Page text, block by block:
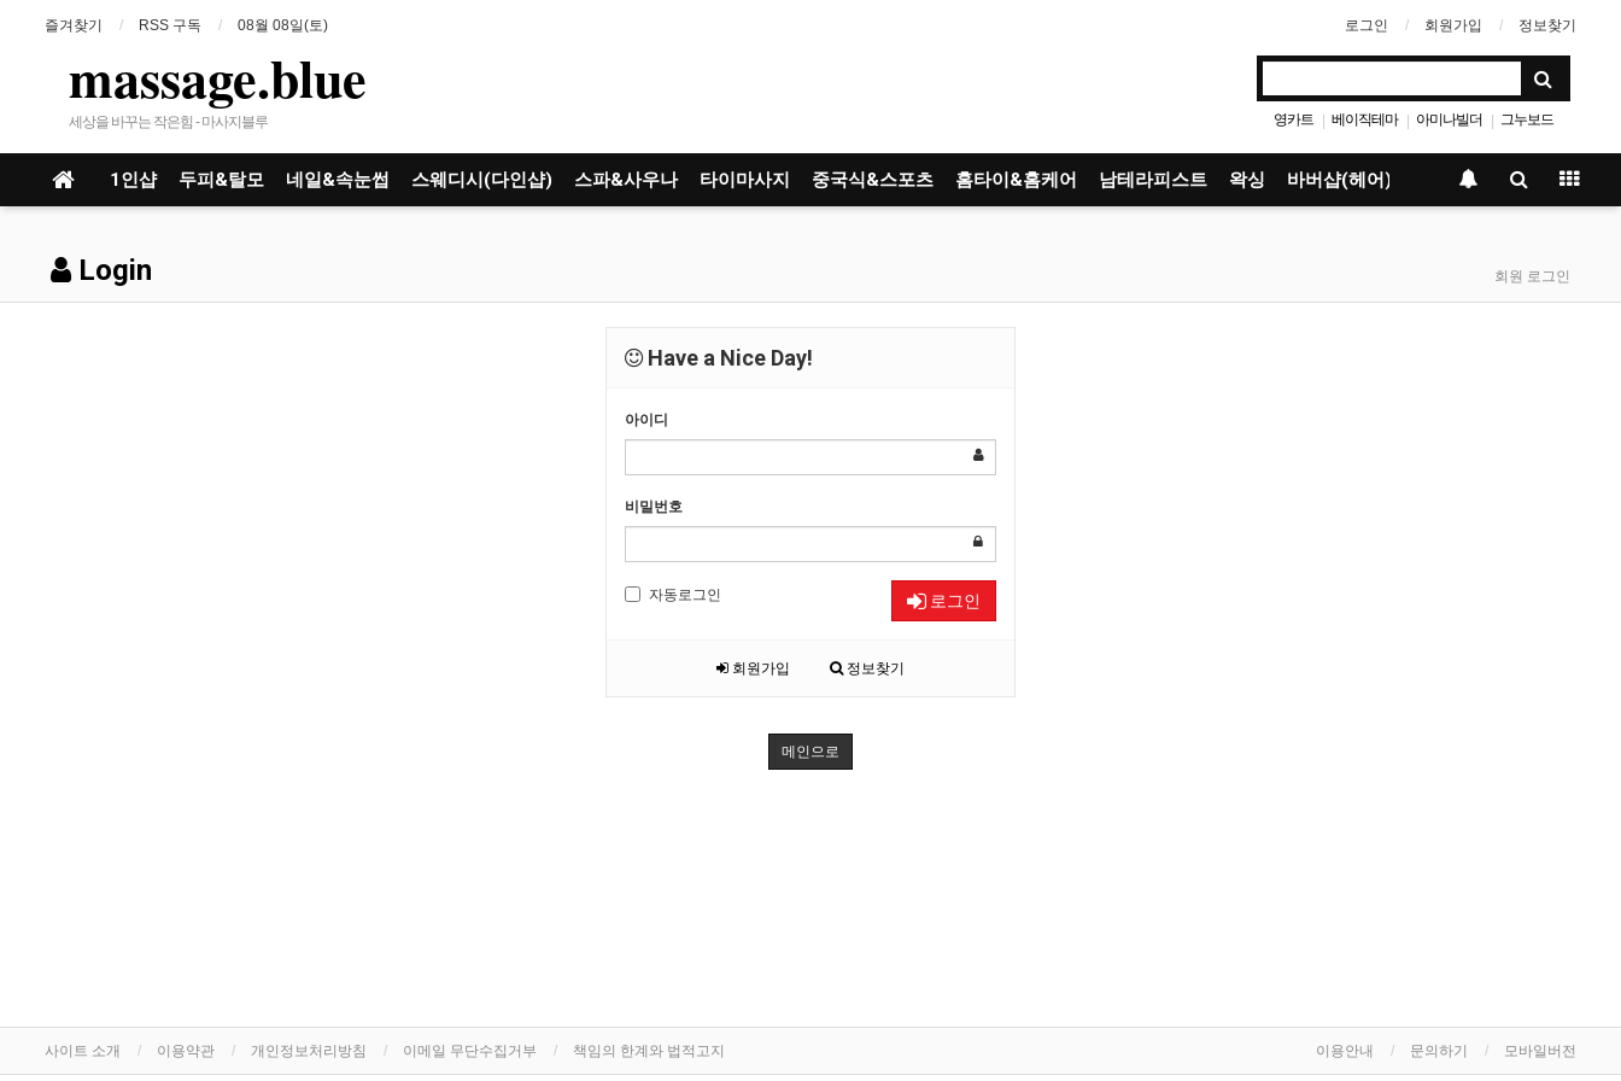
즐겨찾기 RSS 구독 08월 08일(토) 로그인 회원가입 정보찾기
massage.blue
세상을 바꾸는 작은힘 - 마사지블루 영카트 | 베이직테마 | 아미나빌더 | 그누보드
1인샵 두피&탈모 네일&속눈썹 스웨디시(다인샵) 스파&사우나 타이마사지 중국식&스포츠 홈타이&홈케어 남테라피스트 왁싱 바버샵(헤어)
Login 회원 로그인
Have a Nice Day!
아이디
비밀번호
자동로그인 로그인
회원가입 정보찾기
메인으로
사이트 소개 이용약관 개인정보처리방침 이메일 무단수집거부 책임의 한계와 법적고지 이용안내 문의하기 모바일버전